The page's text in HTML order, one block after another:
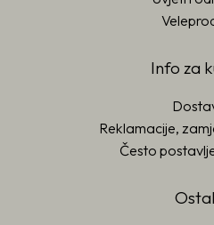
Info za
Reklamacije,
Često